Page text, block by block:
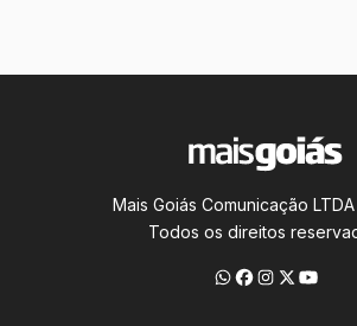
Mais Goiás Comunicação
Todos os direitos